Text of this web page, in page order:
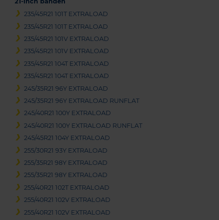
235/45R21 101T EXTRALOAD
235/45R21 101T EXTRALOAD
235/45R21 101V EXTRALOAD
235/45R21 101V EXTRALOAD
235/45R21 104T EXTRALOAD
235/45R21 104T EXTRALOAD
245/35R21 96Y EXTRALOAD
245/35R21 96Y EXTRALOAD RUNFLAT
245/40R21 100Y EXTRALOAD
245/40R21 100Y EXTRALOAD RUNFLAT
245/45R21 104Y EXTRALOAD
255/30R21 93Y EXTRALOAD
255/35R21 98Y EXTRALOAD
255/35R21 98Y EXTRALOAD
255/40R21 102T EXTRALOAD
255/40R21 102V EXTRALOAD
255/40R21 102V EXTRALOAD